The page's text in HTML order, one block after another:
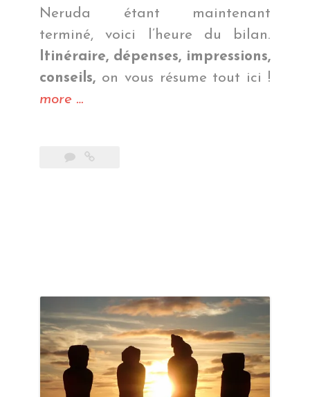
Neruda étant maintenant
terminé, voici l’heure du bilan.
Itinéraire, dépenses, impressions,
conseils, on vous résume tout ici !
more « Bilan
…